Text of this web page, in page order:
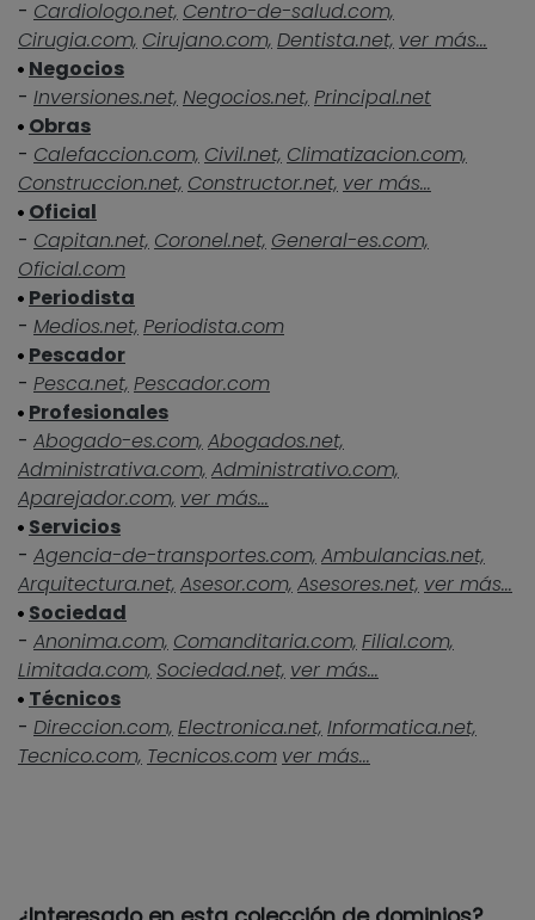
- Cardiologo.net, Centro-de-salud.com,
Cirugia.com, Cirujano.com, Dentista.net, ver más...
Negocios
- Inversiones.net, Negocios.net, Principal.net
Obras
- Calefaccion.com, Civil.net, Climatizacion.com,
Construccion.net, Constructor.net, ver más...
Oficial
- Capitan.net, Coronel.net, General-es.com,
Oficial.com
Periodista
- Medios.net, Periodista.com
Pescador
- Pesca.net, Pescador.com
Profesionales
- Abogado-es.com, Abogados.net,
Administrativa.com, Administrativo.com,
Aparejador.com, ver más...
Servicios
- Agencia-de-transportes.com, Ambulancias.net,
Arquitectura.net, Asesor.com, Asesores.net, ver más...
Sociedad
- Anonima.com, Comanditaria.com, Filial.com,
Limitada.com, Sociedad.net, ver más...
Técnicos
- Direccion.com, Electronica.net, Informatica.net,
Tecnico.com, Tecnicos.com ver más...